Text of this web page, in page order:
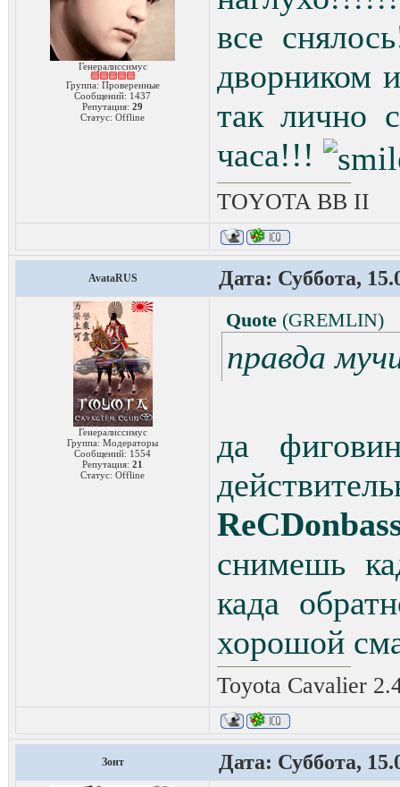
Генералиссимус
Группа: Проверенные
Сообщений: 1437
Репутация: 29
Статус: Offline
все
дворником
так лично
часа!!!
TOYOTA ВВ II
AvataRUS Дата: Суббота,
Генералиссимус
Группа: Модераторы
Сообщений: 1554
Репутация: 21
Статус: Offline
Quote (GREMLIN)
правда
да
снимешь
када
хорошой
Toyota Cavalier
Зонт Дата: Суббота,